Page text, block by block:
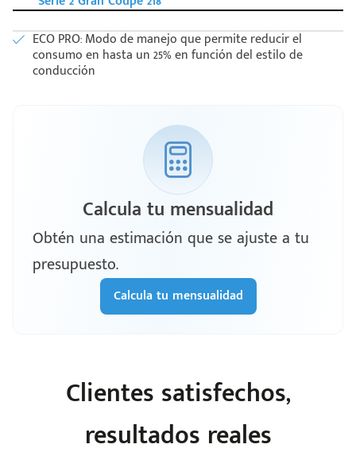
ECO PRO: Modo de manejo que permite reducir el
consumo en hasta un 25% en función del estilo de
conducción
Calcula tu mensualidad
Obtén una estimación que se ajuste a tu
presupuesto.
Calcula tu mensualidad
Clientes satisfechos,
resultados reales